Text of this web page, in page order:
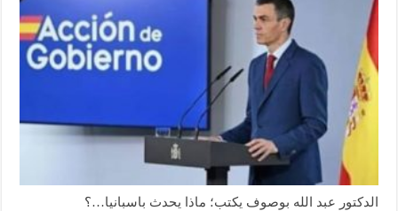
الدكتور عبد الله بوصوف يكتب؛ ماذا يحدث باسبانيا…؟